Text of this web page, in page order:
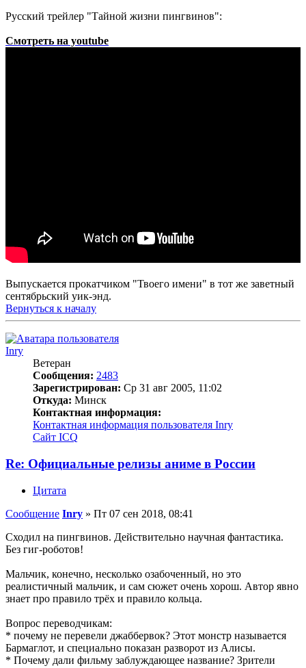
Русский трейлер "Тайной жизни пингвинов":
Смотреть на youtube
Выпускается прокатчиком "Твоего имени" в тот же заветный
сентябрьский уик-энд.
Вернуться к началу
Inry
Ветеран
Сообщения: 2483
Зарегистрирован: Ср 31 авг 2005, 11:02
Откуда: Минск
Контактная информация:
Контактная информация пользователя Inry
Сайт ICQ
Re: Официальные релизы аниме в России
Цитата
Сообщение Inry » Пт 07 сен 2018, 08:41
Сходил на пингвинов. Действительно научная фантастика.
Без гиг-роботов!
Мальчик, конечно, несколько озабоченный, но это
реалистичный мальчик, и сам сюжет очень хорош. Автор явно
знает про правило трёх и правило кольца.
Вопрос переводчикам:
* почему не перевели джаббервок? Этот монстр называется
Бармаглот, и специально показан разворот из Алисы.
* Почему дали фильму заблуждающее название? Зрители